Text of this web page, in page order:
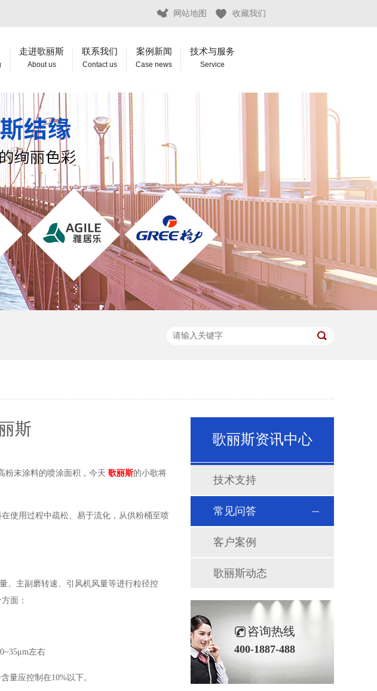
网站地图 收藏我们
走进歌丽斯
About us
联系我们
Contact us
案例新闻
Case news
技术与服务
Service
斯
粉末涂料的喷涂面积，今天 歌丽斯的小歌将
使用过程中疏松、易于流化，从供粉桶至喷
、主副磨转速、引风机风量等进行粒径控
面：
左右
量应控制在10%以下。
歌丽斯资讯中心
技术支持
常见问答
客户案例
歌丽斯动态
咨询热线
400-1887-488